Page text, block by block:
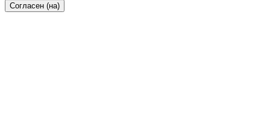
Согласен (на)